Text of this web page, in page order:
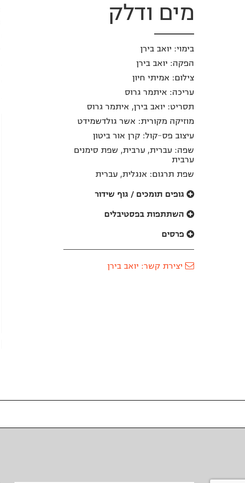
מים ודלק
בימוי: יואב בירן
הפקה: יואב בירן
צילום: אמיתי חיון
עריכה: איתמר גרוס
תסריט: יואב בירן, איתמר גרוס
מוזיקה מקורית: אשר גולדשמידט
עיצוב פס-קול: קרן אור ביטון
שפה: עברית, ערבית, שפת סימנים
ערבית
שפת תרגום: אנגלית, עברית
גופים תומכים / גוף שידור
השתתפות בפסטיבלים
פרסים
יצירת קשר: יואב בירן